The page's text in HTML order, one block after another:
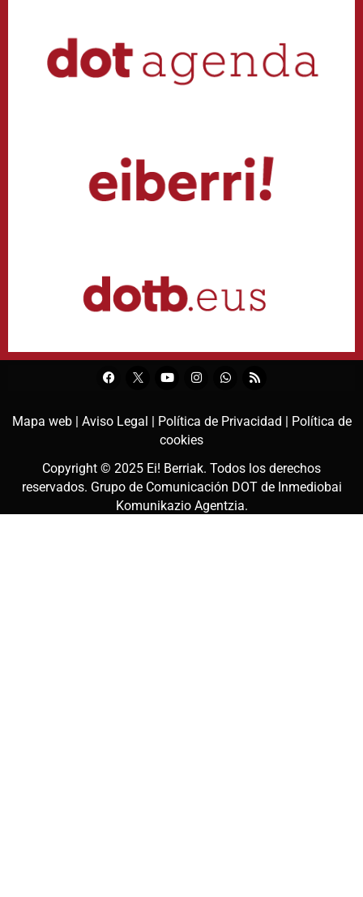
Mapa web | Aviso Legal | Política de Privacidad | Política de
cookies
Copyright © 2025 Ei! Berriak. Todos los derechos
reservados. Grupo de Comunicación DOT de Inmediobai
Komunikazio Agentzia.